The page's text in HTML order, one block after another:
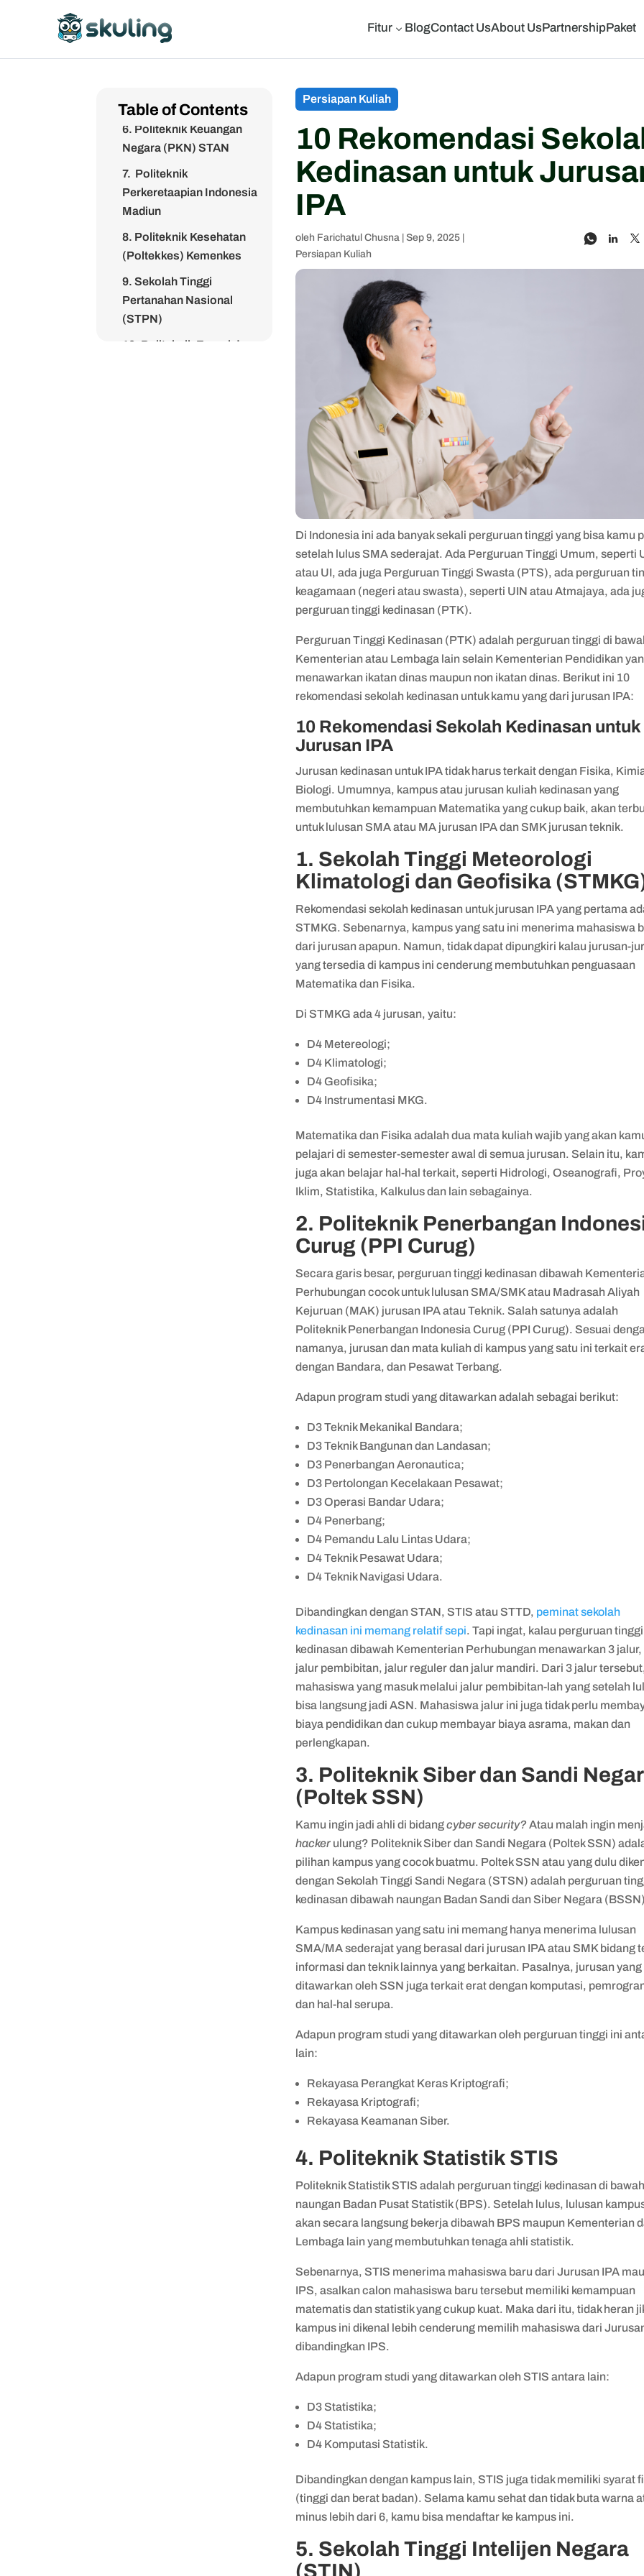
Fitur3 BlogContact UsAbout UsPartnershipPaket
Table of Contents
4. Politeknik Statistik
STIS
Negara (STIN)
6. Politeknik Keuangan
Negara (PKN) STAN
7. Politeknik
Perkeretaapian Indonesia
Madiun
8. Politeknik Kesehatan
(Poltekkes) Kemenkes
9. Sekolah Tinggi
Pertanahan Nasional
(STPN)
10. Politeknik Energi dan
Persiapan Kuliah
10 Rekomendasi
Kedinasan untuk
IPA
oleh Farichatul Chusna |Sep 9, 2025
Persiapan Kuliah
Di Indonesia ini ada banyak sekali perguruan tinggi yang bisa kamu
setelah lulus SMA sederajat. Ada Perguruan Tinggi Umum, seperti
atau UI, ada juga Perguruan Tinggi Swasta (PTS), ada perguruan
keagamaan (negeri atau swasta), seperti UIN atau Atmajaya, ada
perguruan tinggi kedinasan (PTK).
Perguruan Tinggi Kedinasan (PTK) adalah perguruan tinggi di
Kementerian atau Lembaga lain selain Kementerian Pendidikan
menawarkan ikatan dinas maupun non ikatan dinas. Berikut ini 10
rekomendasi sekolah kedinasan untuk kamu yang dari jurusan IPA:
10 Rekomendasi Sekolah Kedinasan untuk
Jurusan IPA
Jurusan kedinasan untuk IPA tidak harus terkait dengan Fisika,
Biologi. Umumnya, kampus atau jurusan kuliah kedinasan yang
membutuhkan kemampuan Matematika yang cukup baik, akan
untuk lulusan SMA atau MA jurusan IPA dan SMK jurusan teknik.
1. Sekolah Tinggi Meteorologi
Klimatologi dan Geofisika
Rekomendasi sekolah kedinasan untuk jurusan IPA yang pertama
STMKG. Sebenarnya, kampus yang satu ini menerima mahasiswa
dari jurusan apapun. Namun, tidak dapat dipungkiri kalau jurusan-
yang tersedia di kampus ini cenderung membutuhkan penguasaan
Matematika dan Fisika.
Di STMKG ada 4 jurusan, yaitu:
D4 Metereologi;
D4 Klimatologi;
D4 Geofisika;
D4 Instrumentasi MKG.
Matematika dan Fisika adalah dua mata kuliah wajib yang akan
pelajari di semester-semester awal di semua jurusan. Selain itu,
juga akan belajar hal-hal terkait, seperti Hidrologi, Oseanografi,
Iklim, Statistika, Kalkulus dan lain sebagainya.
2. Politeknik Penerbangan
Curug (PPI Curug)
Secara garis besar, perguruan tinggi kedinasan dibawah
Perhubungan cocok untuk lulusan SMA/SMK atau Madrasah Aliyah
Kejuruan (MAK) jurusan IPA atau Teknik. Salah satunya adalah
Politeknik Penerbangan Indonesia Curug (PPI Curug). Sesuai
namanya, jurusan dan mata kuliah di kampus yang satu ini terkait
dengan Bandara, dan Pesawat Terbang.
Adapun program studi yang ditawarkan adalah sebagai berikut:
D3 Teknik Mekanikal Bandara;
D3 Teknik Bangunan dan Landasan;
D3 Penerbangan Aeronautica;
D3 Pertolongan Kecelakaan Pesawat;
D3 Operasi Bandar Udara;
D4 Penerbang;
D4 Pemandu Lalu Lintas Udara;
D4 Teknik Pesawat Udara;
D4 Teknik Navigasi Udara.
Dibandingkan dengan STAN, STIS atau STTD, peminat sekolah
kedinasan ini memang relatif sepi. Tapi ingat, kalau perguruan tinggi
kedinasan dibawah Kementerian Perhubungan menawarkan 3 jalur,
jalur pembibitan, jalur reguler dan jalur mandiri. Dari 3 jalur
mahasiswa yang masuk melalui jalur pembibitan-lah yang setelah
bisa langsung jadi ASN. Mahasiswa jalur ini juga tidak perlu
biaya pendidikan dan cukup membayar biaya asrama, makan dan
perlengkapan.
3. Politeknik Siber dan Sandi
(Poltek SSN)
Kamu ingin jadi ahli di bidangcyber security?Atau malah ingin
hacker ulung? Politeknik Siber dan Sandi Negara (Poltek SSN)
pilihan kampus yang cocok buatmu. Poltek SSN atau yang dulu
dengan Sekolah Tinggi Sandi Negara (STSN) adalah perguruan
kedinasan dibawah naungan Badan Sandi dan Siber Negara
Kampus kedinasan yang satu ini memang hanya menerima lulusan
SMA/MA sederajat yang berasal dari jurusan IPA atau SMK bidang
informasi dan teknik lainnya yang berkaitan. Pasalnya, jurusan yang
ditawarkan oleh SSN juga terkait erat dengan komputasi,
dan hal-hal serupa.
Adapun program studi yang ditawarkan oleh perguruan tinggi ini
lain:
Rekayasa Perangkat Keras Kriptografi;
Rekayasa Kriptografi;
Rekayasa Keamanan Siber.
4. Politeknik Statistik STIS
Politeknik Statistik STIS adalah perguruan tinggi kedinasan di bawah
naungan Badan Pusat Statistik (BPS). Setelah lulus, lulusan
akan secara langsung bekerja dibawah BPS maupun Kementerian
Lembaga lain yang membutuhkan tenaga ahli statistik.
Sebenarnya, STIS menerima mahasiswa baru dari Jurusan IPA
IPS, asalkan calon mahasiswa baru tersebut memiliki kemampuan
matematis dan statistik yang cukup kuat. Maka dari itu, tidak heran
kampus ini dikenal lebih cenderung memilih mahasiswa dari
dibandingkan IPS.
Adapun program studi yang ditawarkan oleh STIS antara lain:
D3 Statistika;
D4 Statistika;
D4 Komputasi Statistik.
Dibandingkan dengan kampus lain, STIS juga tidak memiliki syarat
(tinggi dan berat badan). Selama kamu sehat dan tidak buta warna
minus lebih dari 6, kamu bisa mendaftar ke kampus ini.
5. Sekolah Tinggi Intelijen Negara